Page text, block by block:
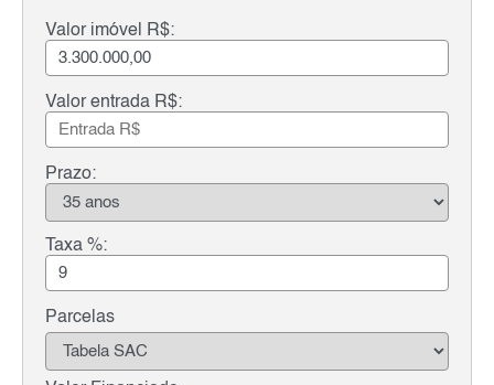
Valor imóvel R$:
Valor entrada R$:
Prazo:
Taxa %:
Parcelas